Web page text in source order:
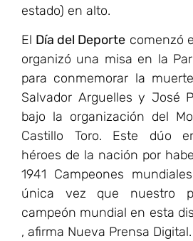
estado) en alto.
El Día del Deporte comenzó
organizó una misa en la
para conmemorar la
Salvador Arguelles y José
bajo la organización del
Castillo Toro. Este dúo
héroes de la nación por
1941 Campeones
única vez que nuestro
campeón mundial en esta
, afirma Nueva Prensa Digital.